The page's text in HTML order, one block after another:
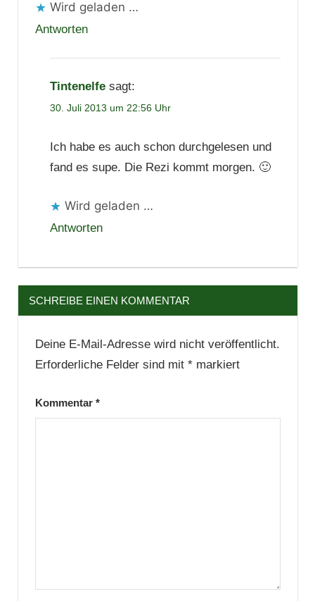
Wird geladen …
Antworten
Tintenelfe sagt:
30. Juli 2013 um 22:56 Uhr
Ich habe es auch schon durchgelesen und
fand es supe. Die Rezi kommt morgen. 🙂
Wird geladen …
Antworten
SCHREIBE EINEN KOMMENTAR
Deine E-Mail-Adresse wird nicht veröffentlicht.
Erforderliche Felder sind mit *markiert
Kommentar *